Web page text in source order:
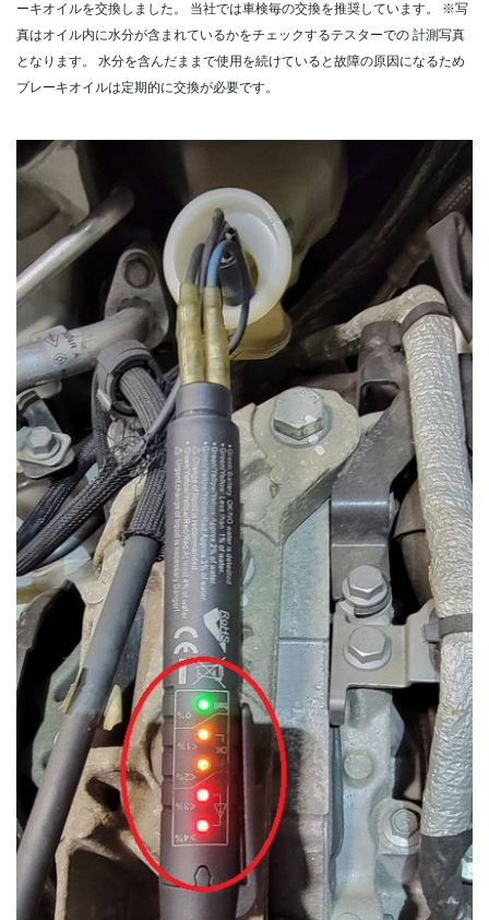
ーキオイルを交換しました。
当社では車検毎の交換を推奨しています。
※写
真はオイル内に水分が含まれているかをチェックするテスターでの 計測写真
となります。
水分を含んだままで使用を続けていると故障の原因になるため
ブレーキオイルは定期的に交換が必要です。